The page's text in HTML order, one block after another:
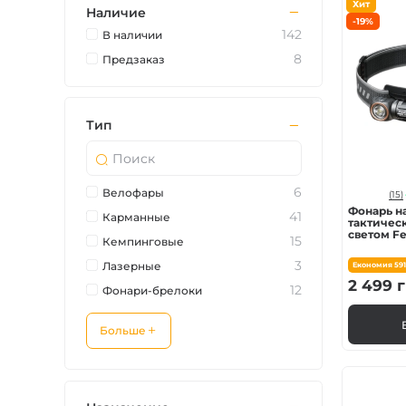
Зарядные
Аксессуары для
Хит
-19%
(15)
Фонарь
светом
Економия591
2 499
Наличие
В наличии 142
Предзаказ 8
Тип
Велофары 6
Карманные 41
Кемпинговые 15
Лазерные 3
Фонари-брелоки 12
Больше